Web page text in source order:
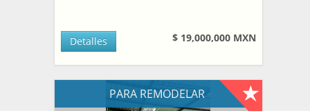
$ 19,000,000 MXN
Detalles
PARA REMODELAR